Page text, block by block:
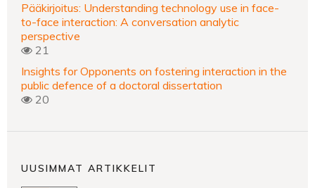
Pääkirjoitus: Understanding technology use in face-
to-face interaction: A conversation analytic
perspective
21
Insights for Opponents on fostering interaction in the
public defence of a doctoral dissertation
20
UUSIMMAT ARTIKKELIT